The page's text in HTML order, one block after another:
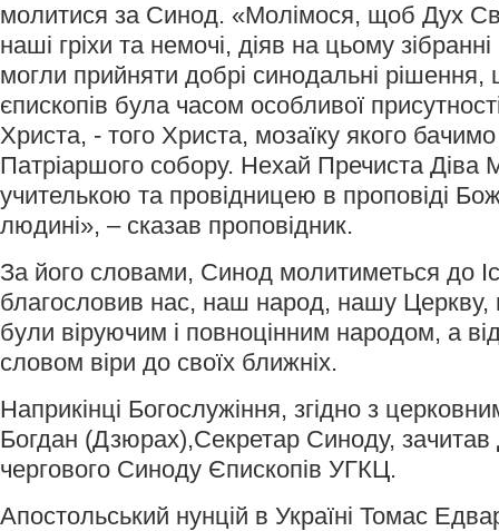
молитися за Синод. «Молімося, щоб Дух
наші гріхи та немочі, діяв на цьому
могли прийняти добрі синодальні рішення,
єпископів була часом особливої
Христа, - того Христа, мозаїку якого
Патріаршого собору. Нехай Пречиста
учителькою та провідницею в проповіді
людині», – сказав проповідник.
За його словами, Синод молитиметься до
благословив нас, наш народ, нашу
були віруючим і повноцінним народом, а
словом віри до своїх ближніх.
Наприкінці Богослужіння, згідно з
Богдан (Дзюрах),Секретар Синоду, зачитав
чергового Синоду Єпископів УГКЦ.
Апостольський нунцій в Україні Томас